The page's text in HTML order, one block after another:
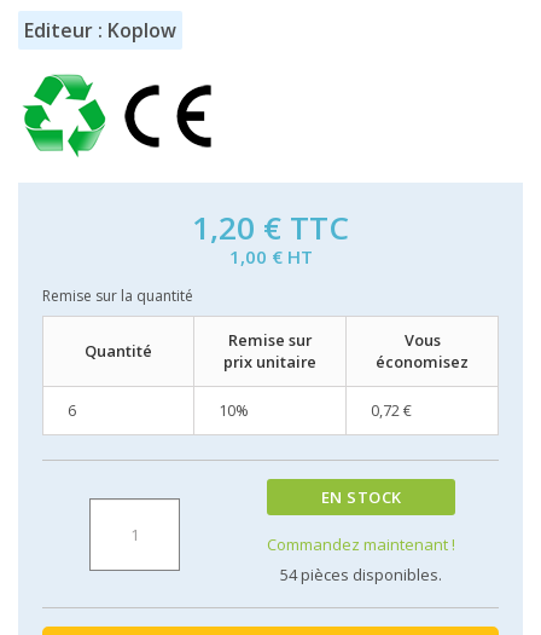
Editeur : Koplow
1,20 € TTC
1,00 € HT
Remise sur la quantité
Quantité
Remise sur
prix unitaire
Vous
économisez
6 10% 0,72 €
EN STOCK
Commandez maintenant !
54pièces disponibles.